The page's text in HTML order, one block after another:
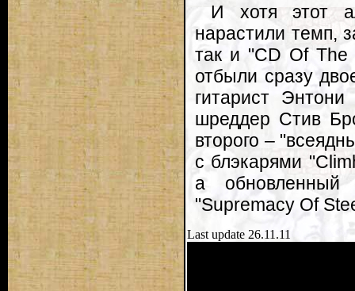
И хотя этот
нарастили темп,
так и "CD Of The
отбыли сразу
гитарист
шреддер Стив
второго –
с блэкарями
а обновленный
"Supremacy Of
Last update 26.11.11